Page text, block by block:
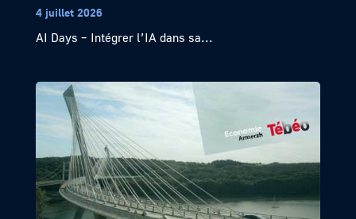
4 juillet 2026
AI Days – Intégrer l’IA dans sa...